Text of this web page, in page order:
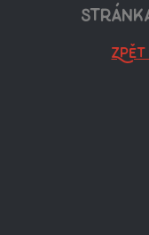
Zpět